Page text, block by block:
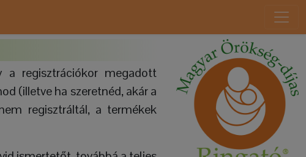
a regisztrációkor megadott
(illetve ha szeretnéd, akár a
regisztráltál, a termékek